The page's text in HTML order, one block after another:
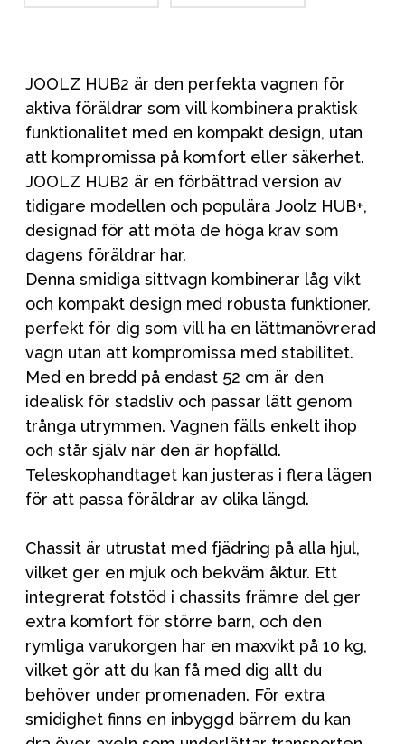
JOOLZ HUB2 är den perfekta vagnen för
aktiva föräldrar som vill kombinera praktisk
funktionalitet med en kompakt design, utan
att kompromissa på komfort eller säkerhet.
JOOLZ HUB2 är en förbättrad version av
tidigare modellen och populära Joolz HUB+,
designad för att möta de höga krav som
dagens föräldrar har.
Denna smidiga sittvagn kombinerar låg vikt
och kompakt design med robusta funktioner,
perfekt för dig som vill ha en lättmanövrerad
vagn utan att kompromissa med stabilitet.
Med en bredd på endast 52 cm är den
idealisk för stadsliv och passar lätt genom
trånga utrymmen. Vagnen fälls enkelt ihop
och står själv när den är hopfälld.
Teleskophandtaget kan justeras i flera lägen
för att passa föräldrar av olika längd.
Chassit är utrustat med fjädring på alla hjul,
vilket ger en mjuk och bekväm åktur. Ett
integrerat fotstöd i chassits främre del ger
extra komfort för större barn, och den
rymliga varukorgen har en maxvikt på 10 kg,
vilket gör att du kan få med dig allt du
behöver under promenaden. För extra
smidighet finns en inbyggd bärrem du kan